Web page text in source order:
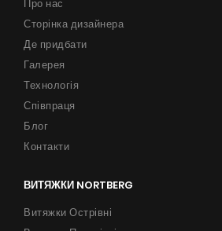
Про нас
Сторінка дизайнера
Де придбати
Галерея
Технологія
Співпраця
Блог
Контакти
ВИТЯЖКИ NORTBERG
Витяжки Острівні